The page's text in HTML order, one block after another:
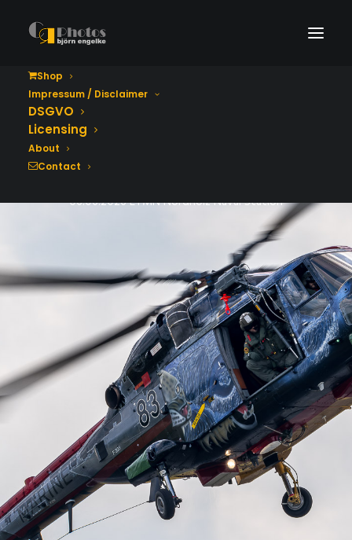
Shop
Impressum / Disclaimer
DSGVO
Licensing
About
Contact
Tag der Bundeswehr
06.06.2026 ETMN Nordholz Naval Station